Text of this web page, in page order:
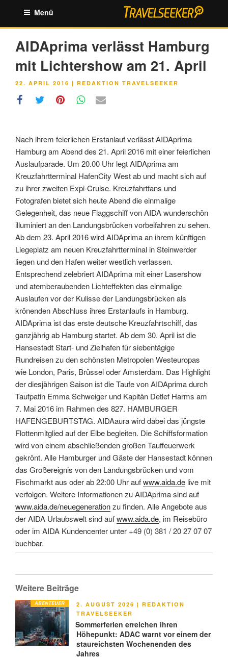
springen
Menü
AIDAprima verlässt Hamburg
mit Lichtershow am 21. April
VERÖFFENTLICHT
22. APRIL 2016 | REDAKTION TRAVELSEEKER
Nach ihrem feierlichen Erstanlauf verlässt AIDAprima
Hamburg am Abend des 21. April 2016 mit einer feierlichen
Auslaufparade. Um 20.00 Uhr legt AIDAprima am
Kreuzfahrtterminal HafenCity West ab und macht sich auf
zu ihrer zweiten Expi-Cruise. Kreuzfahrtfans und
Fotografen bietet sich heute Abend die einmalige
Gelegenheit, das neue Flaggschiff von AIDA wunderschön
illuminiert an den Landungsbrücken vorbeifahren zu sehen.
Ab dem 23. April 2016 wird AIDAprima an ihrem künftigen
Liegeplatz am neuen Kreuzfahrtterminal in Steinwerder
liegen und den Hafen weiter westlich verlassen.
Entsprechend zelebriert AIDAprima mit einer Lasershow
und atemberaubenden Lichteffekten das einmalige
Auslaufen vor der Kulisse der Landungsbrücken als
krönenden Abschluss ihres Erstanlaufs in Hamburg.
AIDAprima ist das erste deutsche Kreuzfahrtschiff, das
ganzjährig ab Hamburg startet. Ab dem 30. April ist die
Hansestadt Start- und Zielhafen für siebentägige
Rundreisen zu den schönsten Metropolen Westeuropas
wie London, Paris, Brüssel oder Amsterdam. Das Highlight
der diesjährigen Saison ist die Taufe von AIDAprima durch
Taufpatin Emma Schweiger und Kapitän Detlef Harms am
7. Mai 2016 im Rahmen des 827. HAMBURGER
HAFENGEBURTSTAG. AIDAaura wird dabei das jüngste
Flottenmitglied auf der Elbe begleiten. Die Schiffsformation
wird von einem abschließenden großen Tauffeuerwerk
gekrönt. Alle Hamburger und Gäste der Hansestadt können
das Großereignis von den Landungsbrücken und vom
Fischmarkt aus oder ab 22:00 Uhr aufwww.aida.de live mit
verfolgen. Weitere Informationen zu AIDAprima sind auf
www.aida.de/neuegenerationzu finden. Alle Angebote aus
der AIDA Urlaubswelt sind aufwww.aida.de, im Reisebüro
oder im AIDA Kundencenter unter +49 (0) 381 / 20 27 07 07
buchbar.
Weitere Beiträge
ABENTEUER
VERÖFFENTLICHT
AM
2. AUGUST 2026 | REDAKTION
TRAVELSEEKER
Sommerferien erreichen ihren
Höhepunkt: ADAC warnt vor einem der
staureichsten Wochenenden des
Jahres